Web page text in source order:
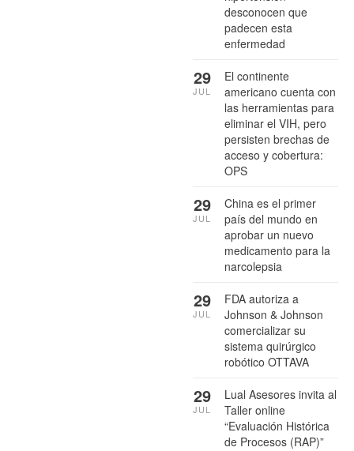
desconocen que
padecen esta
enfermedad
El continente
americano cuenta con
las herramientas para
eliminar el VIH, pero
persisten brechas de
acceso y cobertura:
OPS
29
JUL
China es el primer
país del mundo en
aprobar un nuevo
medicamento para la
narcolepsia
29
JUL
FDA autoriza a
Johnson & Johnson
comercializar su
sistema quirúrgico
robótico OTTAVA
29
JUL
Lual Asesores invita al
Taller online
“Evaluación Histórica
de Procesos (RAP)”
29
JUL